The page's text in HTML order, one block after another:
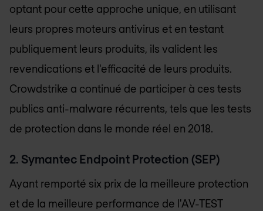
optant pour cette approche unique, en utilisant
leurs propres moteurs antivirus et en testant
publiquement leurs produits, ils valident les
revendications et l'efficacité de leurs produits.
Crowdstrike a continué de participer à ces tests
publics anti-malware récurrents, tels que les tests
de protection dans le monde réel en 2018.
2. Symantec Endpoint Protection (SEP)
Ayant remporté six prix de la meilleure protection
et de la meilleure performance de l'AV-TEST